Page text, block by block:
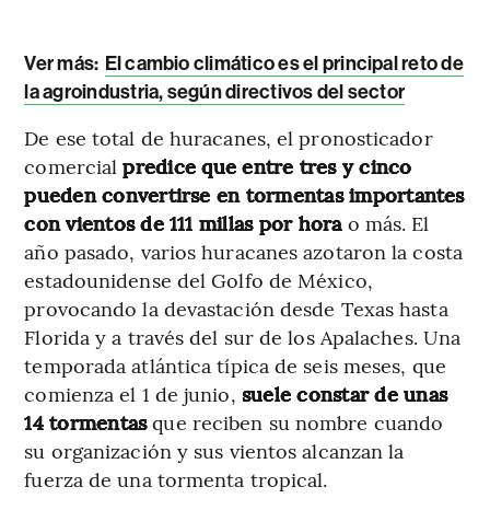
Ver más: El cambio climático es el principal reto de
la agroindustria, según directivos del sector
De ese total de huracanes, el pronosticador
comercialpredice que entre tres y cinco
pueden convertirse en tormentas importantes
con vientos de 111 millas por horao más. El
año pasado, varios huracanes azotaron la costa
estadounidense del Golfo de México,
provocando la devastación desde Texas hasta
Florida y a través del sur de los Apalaches. Una
temporada atlántica típica de seis meses, que
comienza el 1 de junio, suele constar de unas
14 tormentasque reciben su nombre cuando
su organización y sus vientos alcanzan la
fuerza de una tormenta tropical.